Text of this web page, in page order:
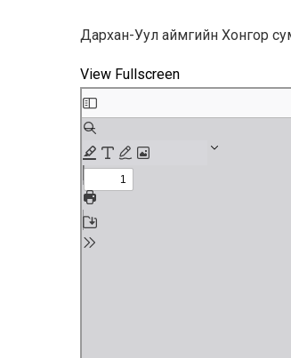
Дархан-Уул аймгийн Хонгор
View Fullscreen